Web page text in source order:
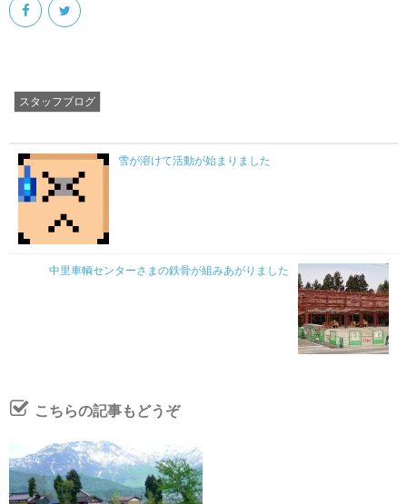
スタッフブログ
雪が溶けて活動が始まりました
中里車輌センターさまの鉄骨が組みあがりました
こちらの記事もどうぞ